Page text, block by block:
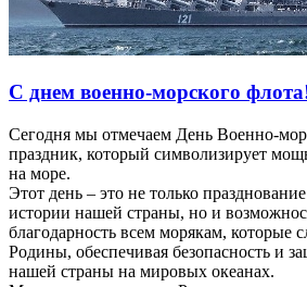
С днем военно-морского
Сегодня мы отмечаем День Военно-
праздник, который символизирует
на море.
Этот день – это не только
истории нашей страны, но и
благодарность всем морякам, которые
Родины, обеспечивая безопасность и
нашей страны на мировых океанах.